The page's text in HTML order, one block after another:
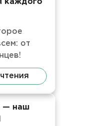
каждого
от
— наш